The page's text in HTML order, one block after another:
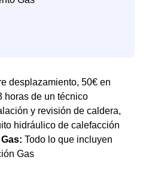
desplazamiento, 50€ en
horas de un técnico
y revisión de caldera,
hidráulico de calefacción
Todo lo que incluyen
Gas